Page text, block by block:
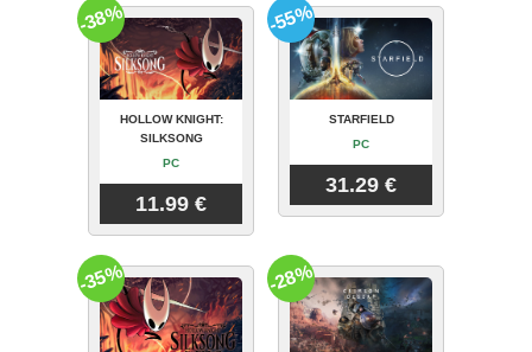
HOLLOW KNIGHT:
SILKSONG
PC
11.99 €
-38%
STARFIELD
PC
31.29 €
-55%
-35% -28%